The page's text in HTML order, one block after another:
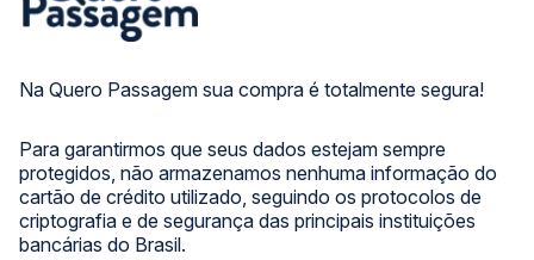
Na Quero Passagem sua compra é totalmente segura!
Para garantirmos que seus dados estejam sempre
protegidos, não armazenamos nenhuma informação do
cartão de crédito utilizado, seguindo os protocolos de
criptografia e de segurança das principais instituições
bancárias do Brasil.